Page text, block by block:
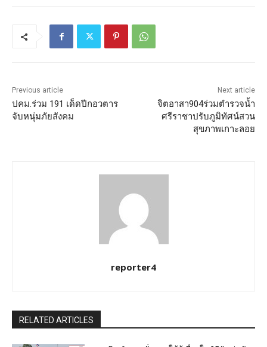
Previous article
ปคม.ร่วม 191 เด็ดปีกอวตาร
จับหนุ่มภัยสังคม
Next article
จิตอาสา904ร่วมตำรวจน้ำ
ศรีราชาปรับภูมิทัศน์สวน
สุขภาพเกาะลอย
reporter4
RELATED ARTICLES